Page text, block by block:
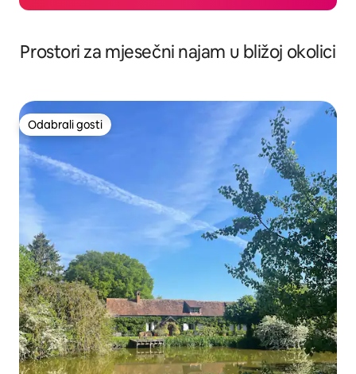
Prostori za mjesečni najam u bližoj okolici
Odabrali gosti
Odabrali gosti